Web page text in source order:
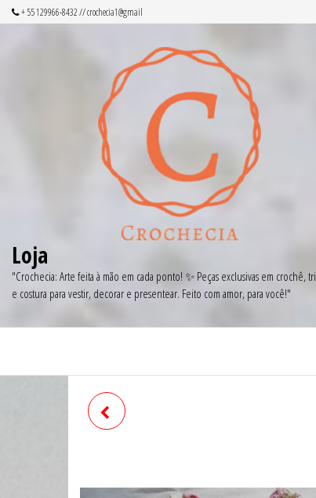
Pular+ 55 129966-8432 // crochecia1@gmail
Loja
"Crochecia: Arte feita à mão em cada ponto! ✨ Peças exclusivas em crochê,
e costura para vestir, decorar e presentear. Feito com amor, para você!"
CASQUINHO E SAPATINHO